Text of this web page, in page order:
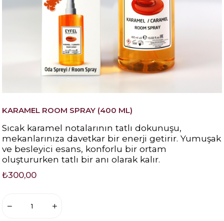
KARAMEL ROOM SPRAY (400 ML)
Sıcak karamel notalarının tatlı dokunuşu,
mekanlarınıza davetkar bir enerji getirir. Yumuşak
ve besleyici esans, konforlu bir ortam
oluştururken tatlı bir anı olarak kalır.
₺300,00